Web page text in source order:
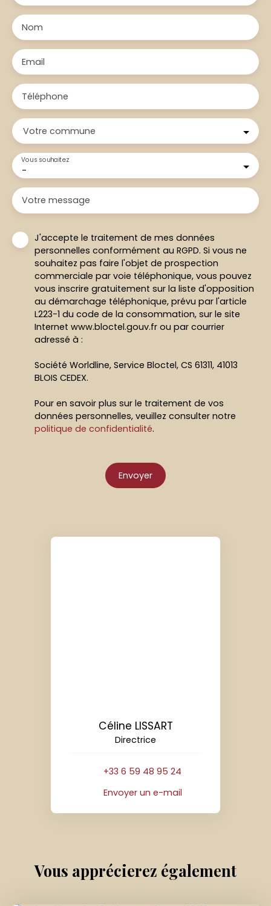
Nom
Email
Téléphone
Votre commune
-
Vous souhaitez
Votre message
J'accepte le traitement de mes données
personnelles conformément au RGPD. Si vous ne
souhaitez pas faire l'objet de prospection
commerciale par voie téléphonique, vous pouvez
vous inscrire gratuitement sur la liste d'opposition
au démarchage téléphonique, prévu par l'article
L223-1 du code de la consommation, sur le site
Internet www.bloctel.gouv.fr ou par courrier
adressé à :
Société Worldline, Service Bloctel, CS 61311, 41013
BLOIS CEDEX.
Pour en savoir plus sur le traitement de vos
données personnelles, veuillez consulter notre
politique de confidentialité.
Envoyer
Céline LISSART
Directrice
+33 6 59 48 95 24
Envoyer un e-mail
Vous apprécierez également